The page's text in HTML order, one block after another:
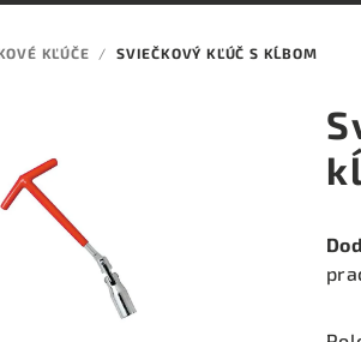
KĽÚČE / SVIEČKOVÝ KĽÚČ S KĹBOM